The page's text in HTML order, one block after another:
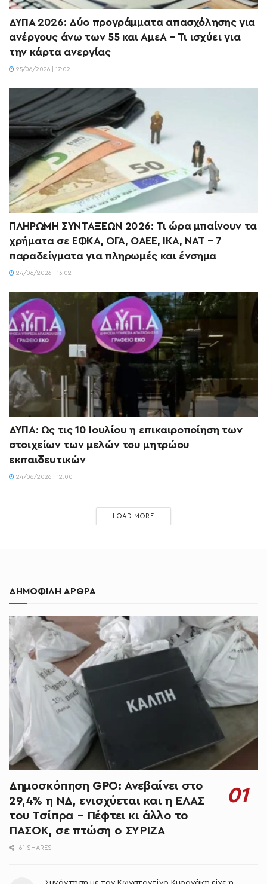
ΔΥΠΑ 2026: Δύο προγράμματα απασχόλησης για
ανέργους άνω των 55 και ΑμεΑ – Τι ισχύει για
την κάρτα ανεργίας
25/06/2026 | 17:02
ΠΛΗΡΩΜΗ ΣΥΝΤΑΞΕΩΝ 2026: Τι ώρα μπαίνουν τα
χρήματα σε ΕΦΚΑ, ΟΓΑ, ΟΑΕΕ, ΙΚΑ, ΝΑΤ – 7
παραδείγματα για πληρωμές και ένσημα
24/06/2026 | 13:02
ΔΥΠΑ: Ως τις 10 Ιουλίου η επικαιροποίηση των
στοιχείων των μελών του μητρώου
εκπαιδευτικών
24/06/2026 | 12:00
LOAD MORE
ΔΗΜΟΦΙΛΗ ΑΡΘΡΑ
Δημοσκόπηση GPO: Ανεβαίνει στο
29,4% η ΝΔ, ενισχύεται και η ΕΛΑΣ
του Τσίπρα – Πέφτει κι άλλο το
ΠΑΣΟΚ, σε πτώση ο ΣΥΡΙΖΑ
61 SHARES